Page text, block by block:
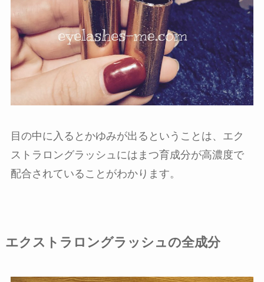
目の中に入るとかゆみが出るということは、エク
ストラロングラッシュにはまつ育成分が高濃度で
配合されていることがわかります。
エクストラロングラッシュの全成分